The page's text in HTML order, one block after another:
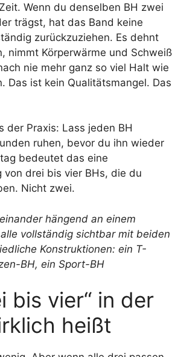
Wenn du denselben BH zwei
trägst, hat das Band keine
zurückzuziehen. Es dehnt
nimmt Körperwärme und Schweiß
nie mehr ganz so viel Halt wie
Das ist kein Qualitätsmangel. Das
der Praxis: Lass jeden BH
ruhen, bevor du ihn wieder
bedeutet das eine
von drei bis vier BHs, die du
Nicht zwei.
bis vier“ in der
heißt